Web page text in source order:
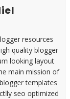
resources
quality blogger
looking layout
main mission of
templates
seo optimized